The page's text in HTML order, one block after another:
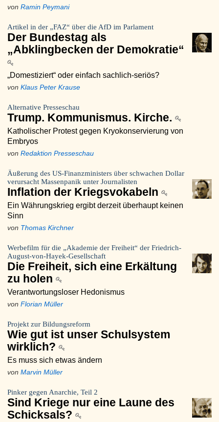
von Ramin Peymani
Artikel in der „FAZ“ über die AfD im Parlament
Der Bundestag als
„Abklingbecken der Demokratie“
„Domestiziert“ oder einfach sachlich-seriös?
von Klaus Peter Krause
Alternative Presseschau
Trump. Kommunismus. Kirche.
Katholischer Protest gegen Kryokonservierung von
Embryos
von Redaktion Presseschau
Äußerung des US-Finanzministers über schwachen Dollar
verursacht Massenpanik unter Journalisten
Inflation der Kriegsvokabeln
Ein Währungskrieg ergibt derzeit überhaupt keinen
Sinn
von Thomas Kirchner
Werbefilm für die „Akademie der Freiheit“ der Friedrich-
August-von-Hayek-Gesellschaft
Die Freiheit, sich eine Erkältung
zu holen
Verantwortungsloser Hedonismus
von Florian Müller
Projekt zur Bildungsreform
Wie gut ist unser Schulsystem
wirklich?
Es muss sich etwas ändern
von Marvin Müller
Pinker gegen Anarchie, Teil 2
Sind Kriege nur eine Laune des
Schicksals?